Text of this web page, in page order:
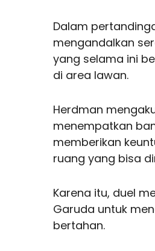
Dalam
mengandalkan
yang selama ini
di area lawan.
Herdman
menempatkan
memberikan
ruang yang bisa
Karena itu, duel
Garuda untuk
bertahan.